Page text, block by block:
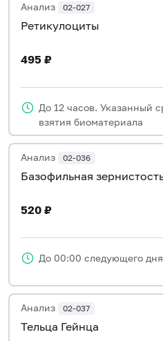
Анализ 02-027
Ретикулоциты
495 ₽
До 12 часов. Указанный
взятия биоматериала
Анализ 02-036
Базофильная
520 ₽
До 00:00 следующего дня
Анализ 02-037
Тельца Гейнца